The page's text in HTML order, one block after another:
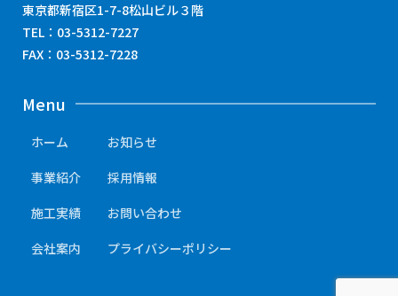
東京都新宿区1-7-8松山ビル３階
TEL：03-5312-7227
FAX：03-5312-7228
Menu
ホーム
事業紹介
施工実績
会社案内
お知らせ
採用情報
お問い合わせ
プライバシーポリシー